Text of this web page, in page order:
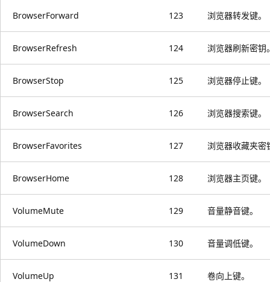
BrowserForward 123 浏览器转发键。
BrowserRefresh 124 浏览器刷新密钥
BrowserStop 125 浏览器停止键。
BrowserSearch 126 浏览器搜索键。
BrowserFavorites 127 浏览器收藏夹密
BrowserHome 128 浏览器主页键。
VolumeMute 129 音量静音键。
VolumeDown 130 音量调低键。
VolumeUp 131 卷向上键。